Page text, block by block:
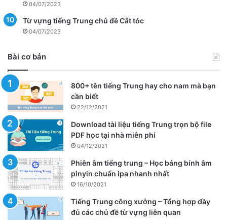
04/07/2023
Từ vựng tiếng Trung chủ đề Cắt tóc
04/07/2023
Bài cơ bản
800+ tên tiếng Trung hay cho nam mà bạn
cần biết
22/12/2021
Download tài liệu tiếng Trung trọn bộ file
PDF học tại nhà miễn phí
04/12/2021
Phiên âm tiếng trung – Học bảng bính âm
pinyin chuẩn ipa nhanh nhất
16/10/2021
Tiếng Trung công xưởng – Tổng hợp đầy
đủ các chủ đề từ vựng liên quan